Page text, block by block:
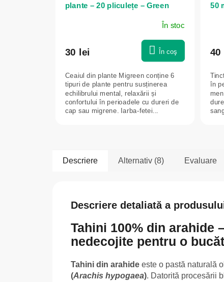
plante – 20 pliculețe – Green
În stoc
30 lei În coş
Ceaiul din plante Migreen conține 6
tipuri de plante pentru susținerea
echilibrului mental, relaxării și
confortului în perioadele cu dureri de
cap sau migrene. Iarba-fetei...
50
40
în
Descriere Alternativ (8) Evaluare
Descriere detaliată a
Tahini 100% din arahide
nedecojite pentru o
Tahini din arahide este o pastă naturală
(Arachis hypogaea). Datorită procesării